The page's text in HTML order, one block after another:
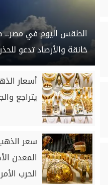
الطقس اليوم في مصر..
خانقة والأرصاد تدعو
يتراجع
سعر
المعدن
الحرب